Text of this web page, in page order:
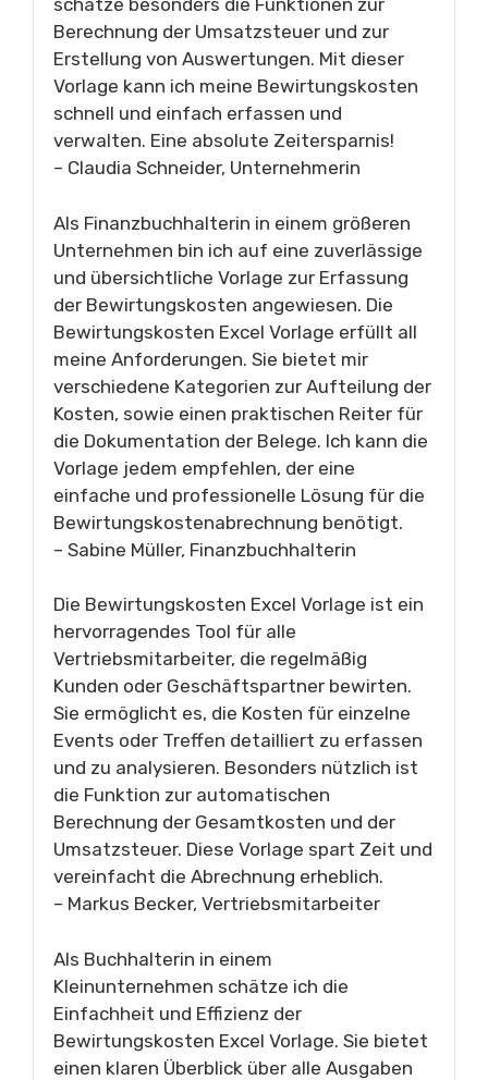
schätze besonders die Funktionen zur
Berechnung der Umsatzsteuer und zur
Erstellung von Auswertungen. Mit dieser
Vorlage kann ich meine Bewirtungskosten
schnell und einfach erfassen und
verwalten. Eine absolute Zeitersparnis!
– Claudia Schneider, Unternehmerin
Als Finanzbuchhalterin in einem größeren
Unternehmen bin ich auf eine zuverlässige
und übersichtliche Vorlage zur Erfassung
der Bewirtungskosten angewiesen. Die
Bewirtungskosten Excel Vorlage erfüllt all
meine Anforderungen. Sie bietet mir
verschiedene Kategorien zur Aufteilung der
Kosten, sowie einen praktischen Reiter für
die Dokumentation der Belege. Ich kann die
Vorlage jedem empfehlen, der eine
einfache und professionelle Lösung für die
Bewirtungskostenabrechnung benötigt.
– Sabine Müller, Finanzbuchhalterin
Die Bewirtungskosten Excel Vorlage ist ein
hervorragendes Tool für alle
Vertriebsmitarbeiter, die regelmäßig
Kunden oder Geschäftspartner bewirten.
Sie ermöglicht es, die Kosten für einzelne
Events oder Treffen detailliert zu erfassen
und zu analysieren. Besonders nützlich ist
die Funktion zur automatischen
Berechnung der Gesamtkosten und der
Umsatzsteuer. Diese Vorlage spart Zeit und
vereinfacht die Abrechnung erheblich.
– Markus Becker, Vertriebsmitarbeiter
Als Buchhalterin in einem
Kleinunternehmen schätze ich die
Einfachheit und Effizienz der
Bewirtungskosten Excel Vorlage. Sie bietet
einen klaren Überblick über alle Ausgaben